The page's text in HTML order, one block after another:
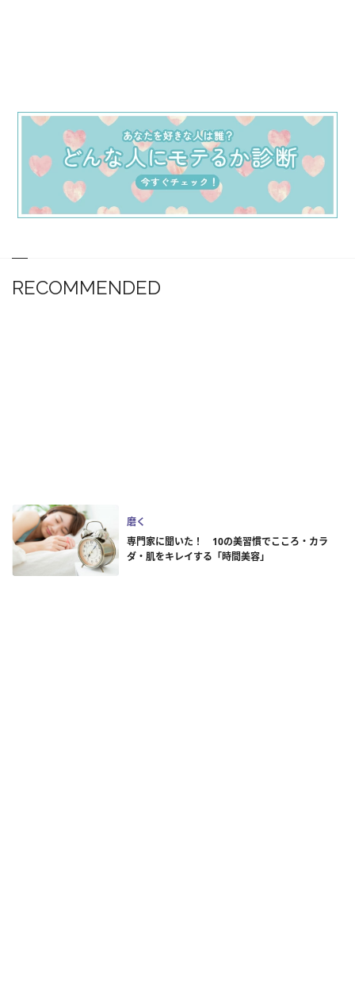
RECOMMENDED
磨く
専門家に聞いた！ 10の美習慣でこころ・カラ
ダ・肌をキレイする「時間美容」